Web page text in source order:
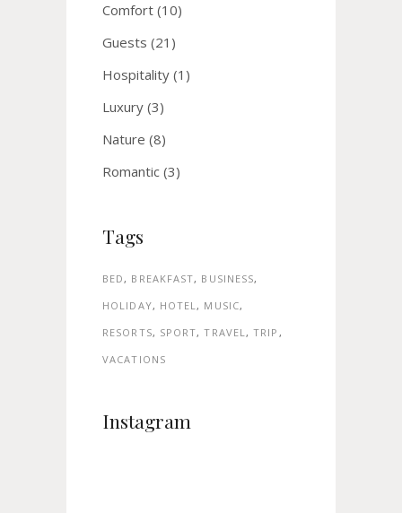
Comfort (10)
Guests (21)
Hospitality (1)
Luxury (3)
Nature (8)
Romantic (3)
Tags
BED BREAKFAST BUSINESS
HOLIDAY
HOTEL MUSIC
RESORTS
SPORT TRAVEL
TRIP
VACATIONS
Instagram